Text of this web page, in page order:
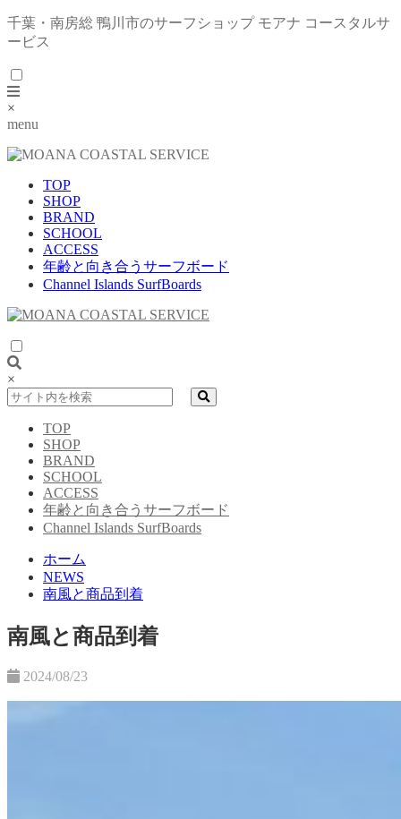
千葉・南房総 鴨川市のサーフショップ モアナ コースタルサ
ービス
×
menu
TOP
SHOP
BRAND
SCHOOL
ACCESS
年齢と向き合うサーフボード
Channel Islands SurfBoards
×
TOP
SHOP
BRAND
SCHOOL
ACCESS
年齢と向き合うサーフボード
Channel Islands SurfBoards
ホーム
NEWS
南風と商品到着
南風と商品到着
2024/08/23